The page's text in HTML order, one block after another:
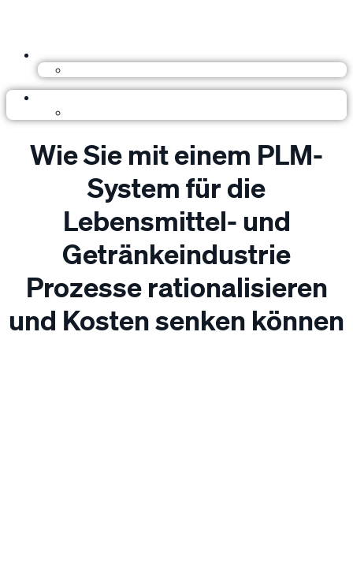
Wie Sie mit einem PLM-
System für die
Lebensmittel- und
Getränkeindustrie
Prozesse rationalisieren
und Kosten senken können